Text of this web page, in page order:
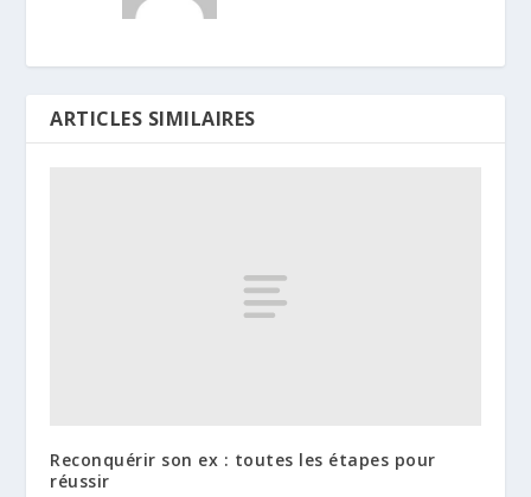
ARTICLES SIMILAIRES
Reconquérir son ex : toutes les étapes pour
réussir